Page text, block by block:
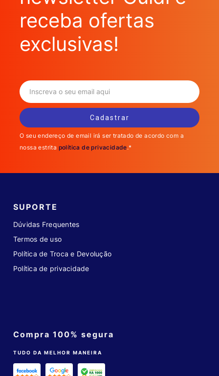
receba ofertas
exclusivas!
O seu endereço de email irá ser tratado de acordo com a
nossa estrita política de privacidade.*
SUPORTE
Dúvidas Frequentes
Termos de uso
Política de Troca e Devolução
Política de privacidade
Compra 100% segura
TUDO DA MELHOR MANEIRA